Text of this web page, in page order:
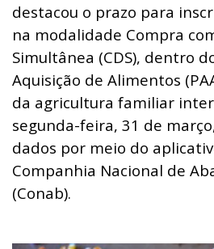
destacou o prazo para
na modalidade Compra
Simultânea (CDS), dentro
Aquisição de Alimentos
da agricultura familiar
segunda-feira, 31 de
dados por meio do
Companhia Nacional de
(Conab).